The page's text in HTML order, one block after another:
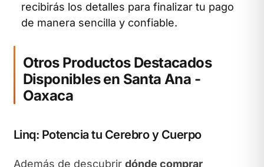
recibirás los detalles para finalizar tu pago
de manera sencilla y confiable.
Otros Productos Destacados
Disponibles en Santa Ana -
Oaxaca
Linq: Potencia tu Cerebro y Cuerpo
Además de descubrir dónde comprar